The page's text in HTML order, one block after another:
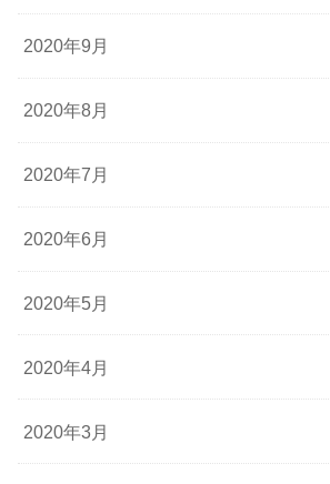
2020年9月
2020年8月
2020年7月
2020年6月
2020年5月
2020年4月
2020年3月